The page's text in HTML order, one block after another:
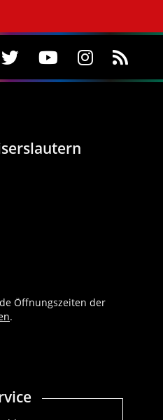
Öffnungszeiten der
.